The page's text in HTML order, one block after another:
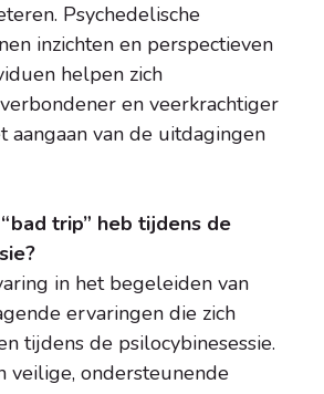
Psychedelische
inzichten en perspectieven
helpen zich
en veerkrachtiger
aangaan van de uitdagingen
trip” heb tijdens de
in het begeleiden van
ervaringen die zich
tijdens de psilocybinesessie.
veilige, ondersteunende